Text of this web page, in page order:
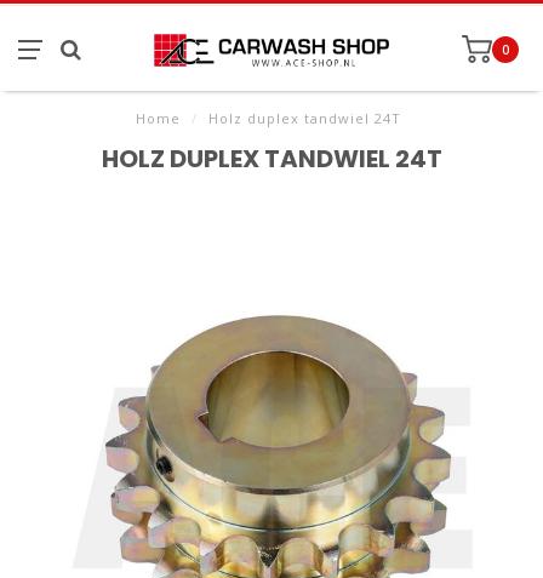
0
Home / Holz duplex tandwiel 24T
HOLZ DUPLEX TANDWIEL 24T